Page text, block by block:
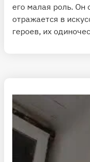
его малая роль. Он
отражается в
героев, их